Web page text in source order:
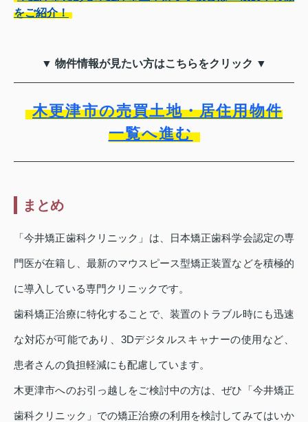
をご紹介！
▼ 物件情報が見たい方はこちらをクリック ▼
木更津市の売買土地・居住用物件
一覧へ進む
まとめ
「今井矯正歯科クリニック」は、日本矯正歯科学会認定の専
門医が在籍し、最新のマウスピース型矯正装置などを積極的
に導入している専門クリニックです。
歯科矯正治療に特化することで、装置のトラブル時にも迅速
な対応が可能であり、3Dデジタルスキャナーの使用など、
患者さんの負担軽減にも配慮しています。
木更津市へのお引っ越しをご検討中の方は、ぜひ「今井矯正
歯科クリニック」での矯正治療の利用を検討してみてはいか